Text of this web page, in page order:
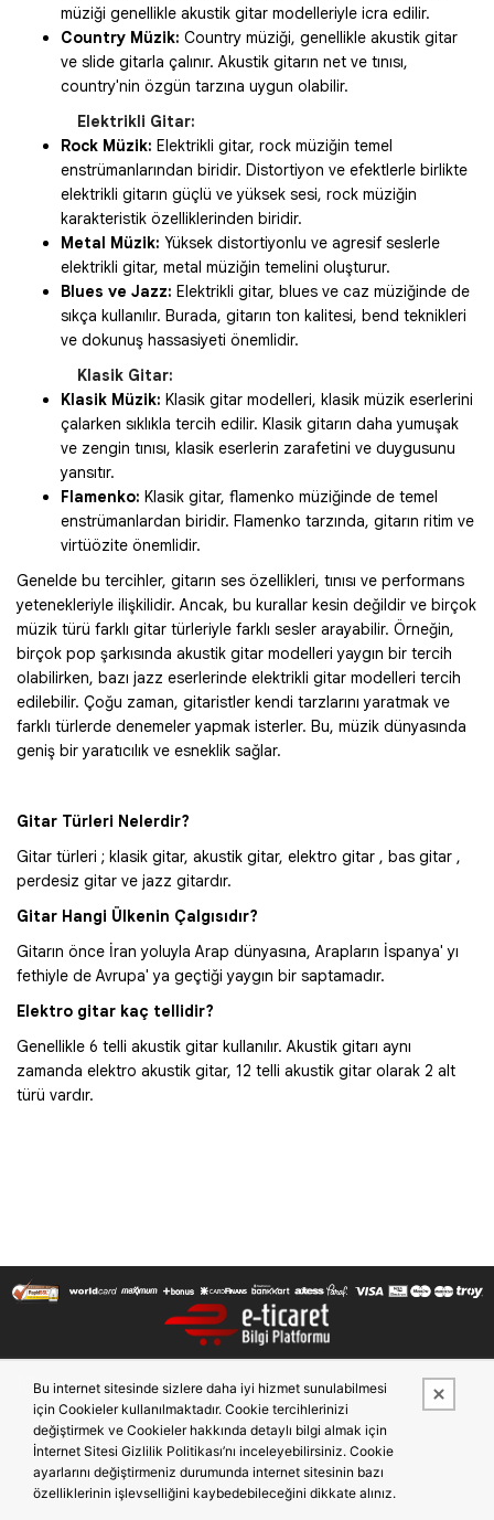
müziği genellikle akustik gitar modelleriyle icra edilir.
Country Müzik: Country müziği, genellikle akustik gitar
ve slide gitarla çalınır. Akustik gitarın net ve tınısı,
country'nin özgün tarzına uygun olabilir.
Elektrikli Gitar:
Rock Müzik: Elektrikli gitar, rock müziğin temel
enstrümanlarından biridir. Distortiyon ve efektlerle birlikte
elektrikli gitarın güçlü ve yüksek sesi, rock müziğin
karakteristik özelliklerinden biridir.
Metal Müzik: Yüksek distortiyonlu ve agresif seslerle
elektrikli gitar, metal müziğin temelini oluşturur.
Blues ve Jazz: Elektrikli gitar, blues ve caz müziğinde de
sıkça kullanılır. Burada, gitarın ton kalitesi, bend teknikleri
ve dokunuş hassasiyeti önemlidir.
Klasik Gitar:
Klasik Müzik: Klasik gitar modelleri, klasik müzik eserlerini
çalarken sıklıkla tercih edilir. Klasik gitarın daha yumuşak
ve zengin tınısı, klasik eserlerin zarafetini ve duygusunu
yansıtır.
Flamenko: Klasik gitar, flamenko müziğinde de temel
enstrümanlardan biridir. Flamenko tarzında, gitarın ritim ve
virtüözite önemlidir.
Genelde bu tercihler, gitarın ses özellikleri, tınısı ve performans
yetenekleriyle ilişkilidir. Ancak, bu kurallar kesin değildir ve birçok
müzik türü farklı gitar türleriyle farklı sesler arayabilir. Örneğin,
birçok pop şarkısında akustik gitar modelleri yaygın bir tercih
olabilirken, bazı jazz eserlerinde elektrikli gitar modelleri tercih
edilebilir. Çoğu zaman, gitaristler kendi tarzlarını yaratmak ve
farklı türlerde denemeler yapmak isterler. Bu, müzik dünyasında
geniş bir yaratıcılık ve esneklik sağlar.
Gitar Türleri Nelerdir?
Gitar türleri ; klasik gitar, akustik gitar, elektro gitar , bas gitar ,
perdesiz gitar ve jazz gitardır.
Gitar Hangi Ülkenin Çalgısıdır?
Gitarın önce İran yoluyla Arap dünyasına, Arapların İspanya' yı
fethiyle de Avrupa' ya geçtiği yaygın bir saptamadır.
Elektro gitar kaç tellidir?
Genellikle 6 telli akustik gitar kullanılır. Akustik gitarı aynı
zamanda elektro akustik gitar, 12 telli akustik gitar olarak 2 alt
türü vardır.
Müşteri Hizmetleri
Mesafeli Satış Sözleşmesi
İptal ve İade Şartları
Gizlilik ve Güvenlik
Banka Hesap Bilgileri
Kurumsal
Hakkımızda
KVKK Aydınlatma Metni
Çerez Politikası
Bu internet sitesinde sizlere daha iyi hizmet sunulabilmesi
için Cookieler kullanılmaktadır. Cookie tercihlerinizi
değiştirmek ve Cookieler hakkında detaylı bilgi almak için
İnternet Sitesi Gizlilik Politikası’nı inceleyebilirsiniz. Cookie
ayarlarını değiştirmeniz durumunda internet sitesinin bazı
özelliklerinin işlevselliğini kaybedebileceğini dikkate alınız.